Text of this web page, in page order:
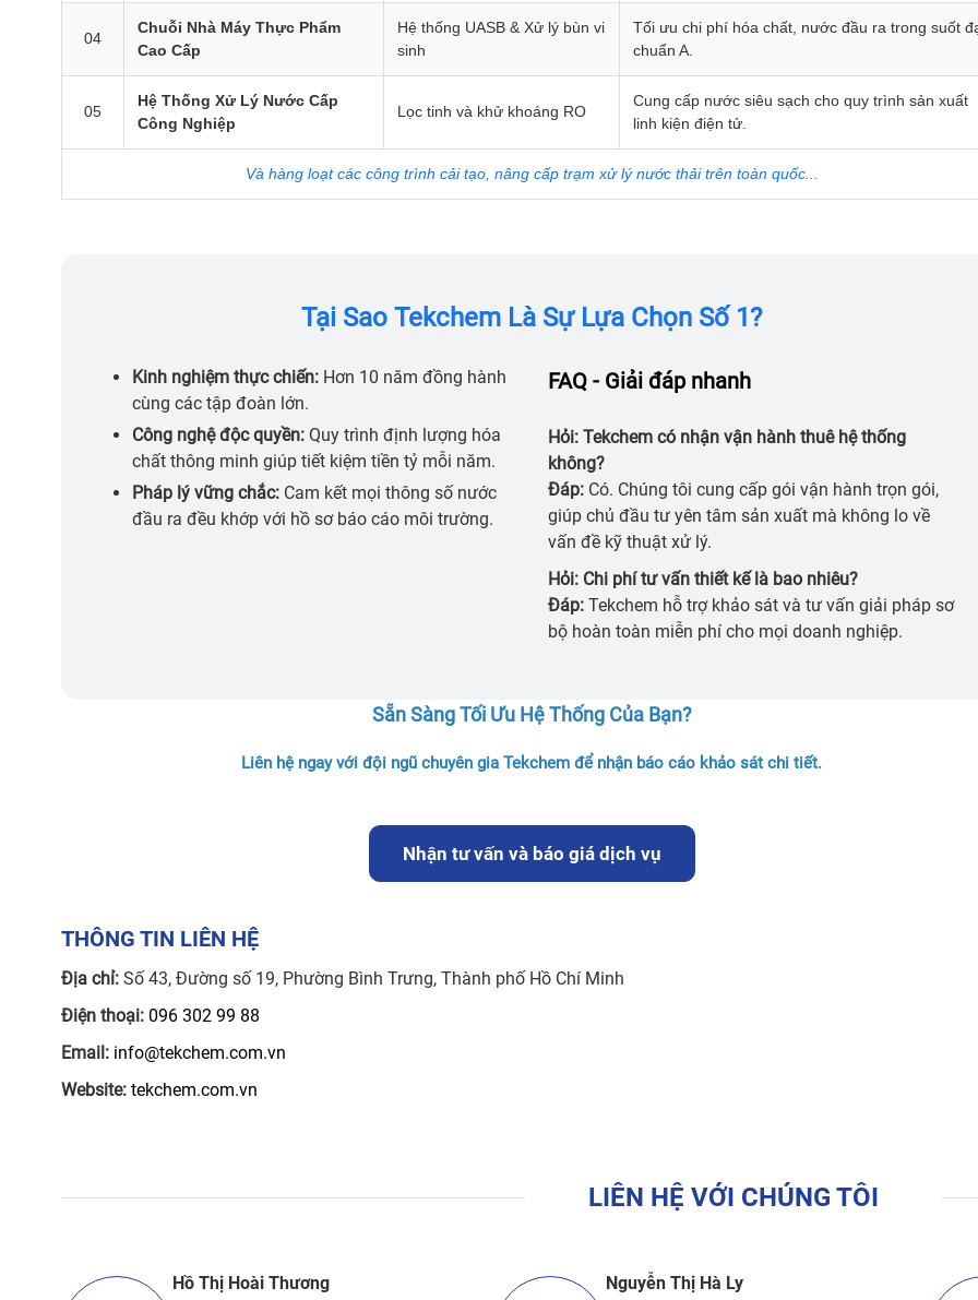
04
Chuỗi Nhà Máy Thực Phẩm
Cao Cấp
Hệ thống UASB & Xử lý bùn vi
sinh
Tối ưu chi phí hóa chất, nước đầu ra trong suốt
chuẩn A.
05
Hệ Thống Xử Lý Nước Cấp
Công Nghiệp
Lọc tinh và khử khoáng RO
Cung cấp nước siêu sạch cho quy trình sản xuất
linh kiện điện tử.
Và hàng loạt các công trình cải tạo, nâng cấp trạm xử lý nước thải trên toàn quốc...
Tại Sao Tekchem Là Sự Lựa Chọn Số 1?
Kinh nghiệm thực chiến: Hơn 10 năm đồng hành
cùng các tập đoàn lớn.
Công nghệ độc quyền: Quy trình định lượng hóa
chất thông minh giúp tiết kiệm tiền tỷ mỗi năm.
Pháp lý vững chắc: Cam kết mọi thông số nước
đầu ra đều khớp với hồ sơ báo cáo môi trường.
FAQ - Giải đáp nhanh
Hỏi: Tekchem có nhận vận hành thuê hệ thống
không?
Đáp: Có. Chúng tôi cung cấp gói vận hành trọn gói,
giúp chủ đầu tư yên tâm sản xuất mà không lo về
vấn đề kỹ thuật xử lý.
Hỏi: Chi phí tư vấn thiết kế là bao nhiêu?
Đáp: Tekchem hỗ trợ khảo sát và tư vấn giải pháp sơ
bộ hoàn toàn miễn phí cho mọi doanh nghiệp.
Sẵn Sàng Tối Ưu Hệ Thống Của Bạn?
Liên hệ ngay với đội ngũ chuyên gia Tekchem để nhận báo cáo khảo sát chi tiết.
Nhận tư vấn và báo giá dịch vụ
THÔNG TIN LIÊN HỆ
Địa chỉ: Số 43, Đường số 19, Phường Bình Trưng, Thành phố Hồ Chí Minh
Điện thoại: 096 302 99 88
Email: info@tekchem.com.vn
Website: tekchem.com.vn
LIÊN HỆ VỚI CHÚNG TÔI
Hồ Thị Hoài Thương Nguyễn Thị Hà Ly
GỬI